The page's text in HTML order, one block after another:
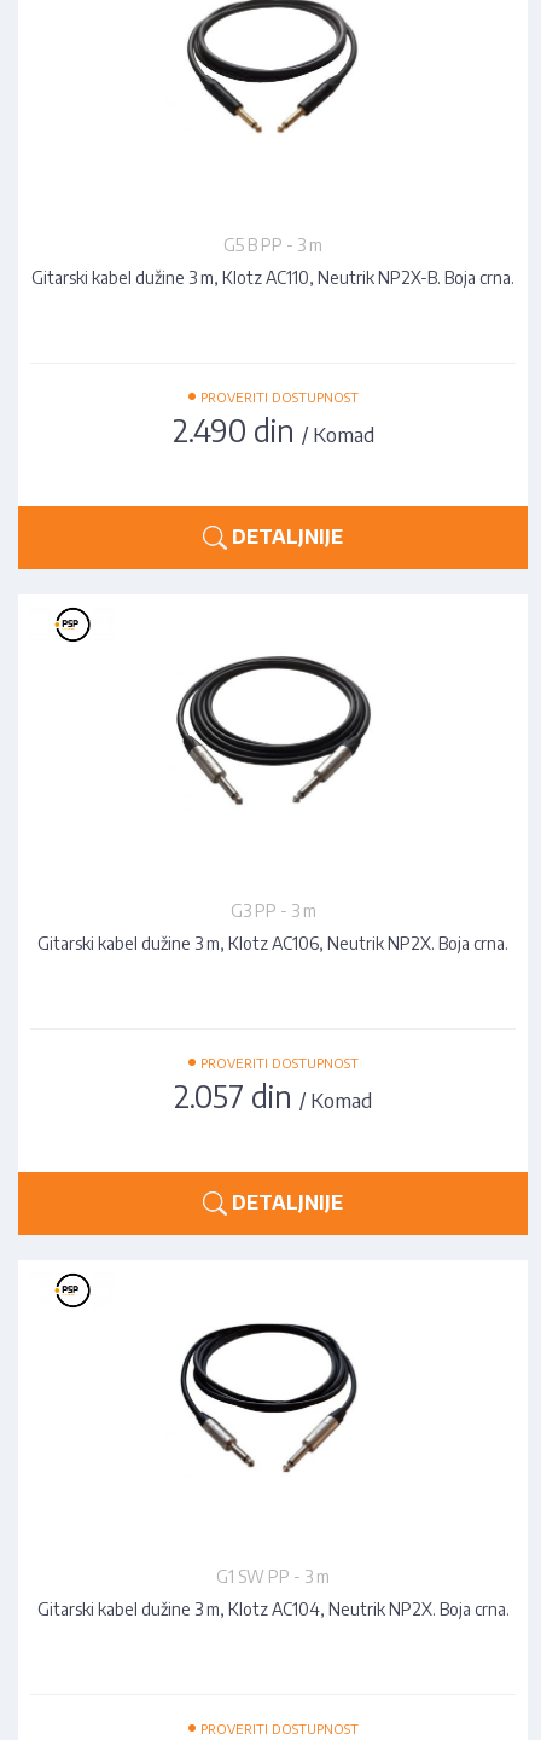
G5 B PP - 3 m
Gitarski kabel dužine 3 m, Klotz AC110, Neutrik NP2X-B. Boja crna.
• PROVERITI DOSTUPNOST
2.490 din / Komad
DETALJNIJE
G3 PP - 3 m
Gitarski kabel dužine 3 m, Klotz AC106, Neutrik NP2X. Boja crna.
• PROVERITI DOSTUPNOST
2.057 din / Komad
DETALJNIJE
G1 SW PP - 3 m
Gitarski kabel dužine 3 m, Klotz AC104, Neutrik NP2X. Boja crna.
• PROVERITI DOSTUPNOST